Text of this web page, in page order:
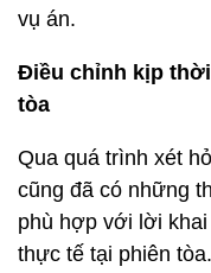
vụ án.
Điều chỉnh kịp
tòa
Qua quá trình xét
cũng đã có những
phù hợp với lời
thực tế tại phiên